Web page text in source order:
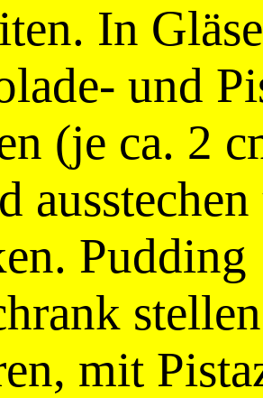
In
und
(je ca. 2
mit